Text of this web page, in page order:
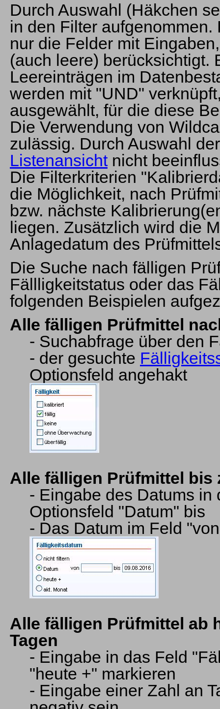
Durch Auswahl (Häkchen
in den Filter
nur die Felder mit
(auch leere) berücksichtigt.
Leereinträgen im
werden mit "UND"
ausgewählt, für die diese
Die Verwendung von
zulässig. Durch Auswahl
Listenansichtnicht
Die Filterkriterien
die Möglichkeit, nach
bzw. nächste
liegen. Zusätzlich wird die
Anlagedatum des
Die Suche nach fälligen
Fällligkeitstatus oder das
folgenden Beispielen
Alle fälligen Prüfmittel
- Suchabfrage über den
- der gesuchte
Optionsfeld angehakt
Alle fälligen Prüfmittel bis
- Eingabe des Datums
Optionsfeld "Datum" bis
- Das Datum im Feld
Alle fälligen Prüfmittel ab
Tagen
- Eingabe in das Feld
"heute +" markieren
- Eingabe einer Zahl an